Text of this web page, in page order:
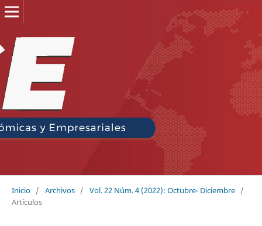
Inicio / Archivos / Vol. 22 Núm. 4 (2022): Octubre- Diciembre /
Artículos